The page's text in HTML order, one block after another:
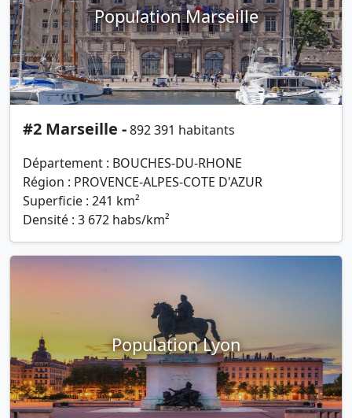
Population Marseille
#2 Marseille -892 391 habitants
Département : BOUCHES-DU-RHONE
Région : PROVENCE-ALPES-COTE D'AZUR
Superficie : 241 km²
Densité : 3 672 habs/km²
Population Lyon